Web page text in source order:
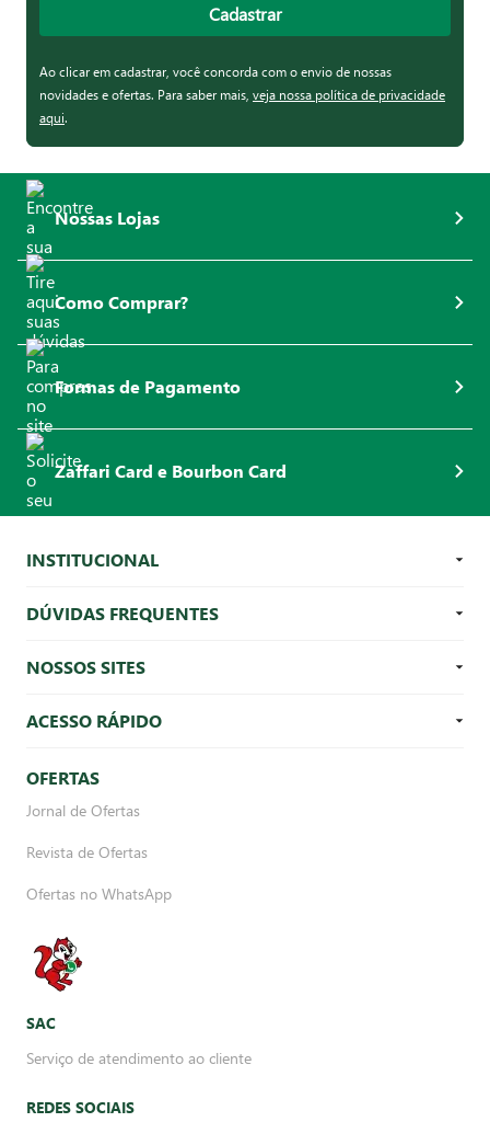
Cadastrar
Ao clicar em cadastrar, você concorda com o envio de nossas
novidades e ofertas. Para saber mais, veja nossa política de privacidade
aqui.
Nossas Lojas
Como Comprar?
Formas de Pagamento
Zaffari Card e Bourbon Card
INSTITUCIONAL
DÚVIDAS FREQUENTES
NOSSOS SITES
ACESSO RÁPIDO
OFERTAS
Jornal de Ofertas
Revista de Ofertas
Ofertas no WhatsApp
SAC
Serviço de atendimento ao cliente
REDES SOCIAIS